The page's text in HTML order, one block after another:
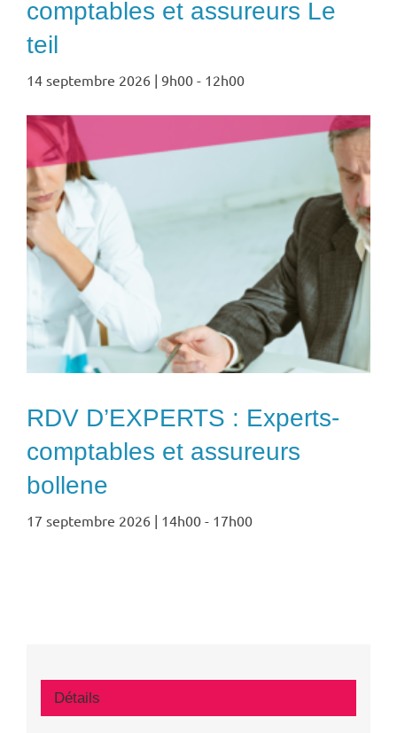
comptables et assureurs Le
teil
14 septembre 2026 | 9h00 - 12h00
RDV D’EXPERTS : Experts-
comptables et assureurs
bollene
17 septembre 2026 | 14h00 - 17h00
Détails